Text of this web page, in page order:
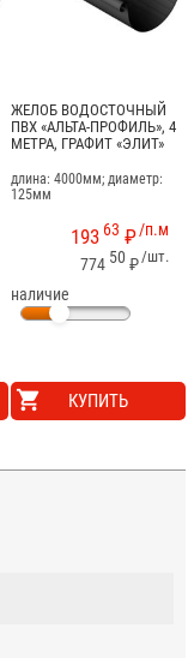
ЖЕЛОБ ВОДОСТОЧНЫЙ
ПВХ «АЛЬТА-ПРОФИЛЬ», 4
МЕТРА, ГРАФИТ «ЭЛИТ»
длина: 4000мм; диаметр:
125мм
/п.м
193 63 ₽
/шт.
774 50 ₽
наличие
КУПИТЬ